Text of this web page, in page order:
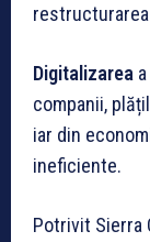
Digitalizarea
companii,
iar din
ineficiente.
Potrivit Sierra